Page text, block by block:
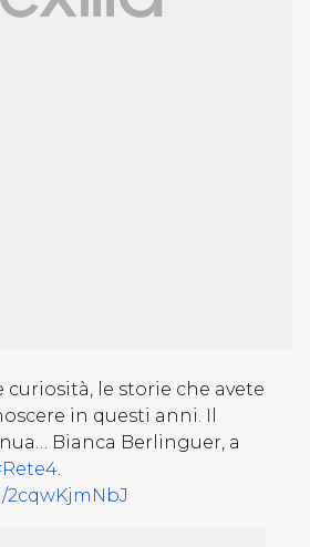
curiosità, le storie che avete
in questi anni. Il
Bianca Berlinguer, a
.